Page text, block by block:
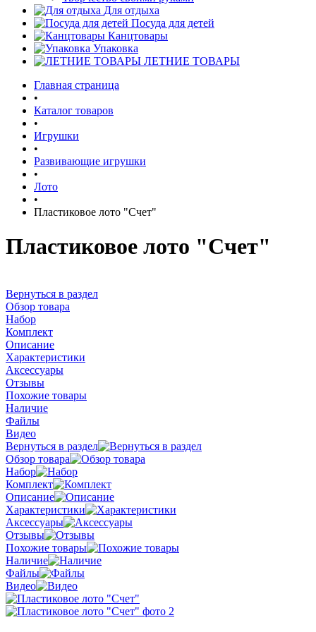
Для отдыха
Посуда для детей
Канцтовары
Упаковка
ЛЕТНИЕ ТОВАРЫ
Главная страница
•
Каталог товаров
•
Игрушки
•
Развивающие игрушки
•
Лото
•
Пластиковое лото "Счет"
Пластиковое лото "Счет"
Вернуться в раздел
Обзор товара
Набор
Комплект
Описание
Характеристики
Аксессуары
Отзывы
Похожие товары
Наличие
Файлы
Видео
Вернуться в раздел
Обзор товара
Набор
Комплект
Описание
Характеристики
Аксессуары
Отзывы
Похожие товары
Наличие
Файлы
Видео